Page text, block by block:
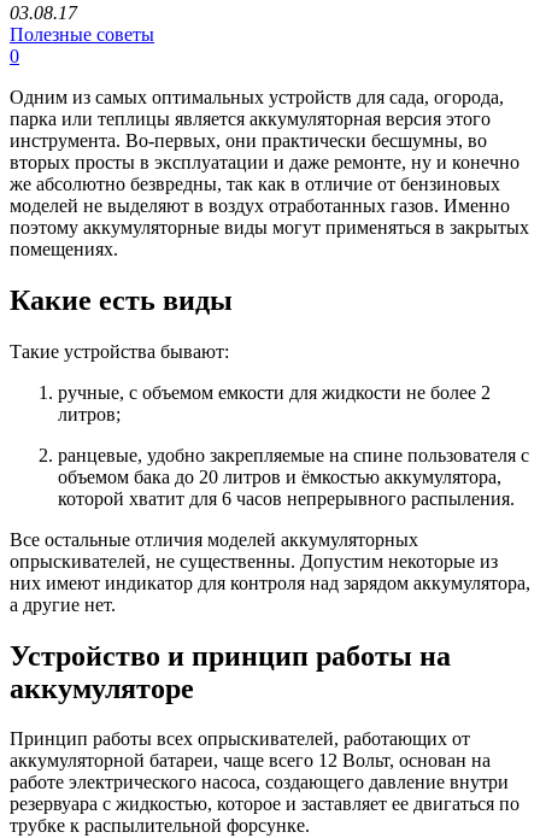
03.08.17
Полезные советы
0
Одним из самых оптимальных устройств для сада, огорода,
парка или теплицы является аккумуляторная версия этого
инструмента. Во-первых, они практически бесшумны, во
вторых просты в эксплуатации и даже ремонте, ну и конечно
же абсолютно безвредны, так как в отличие от бензиновых
моделей не выделяют в воздух отработанных газов. Именно
поэтому аккумуляторные виды могут применяться в закрытых
помещениях.
Какие есть виды
Такие устройства бывают:
ручные, с объемом емкости для жидкости не более 2
литров;
ранцевые, удобно закрепляемые на спине пользователя с
объемом бака до 20 литров и ёмкостью аккумулятора,
которой хватит для 6 часов непрерывного распыления.
Все остальные отличия моделей аккумуляторных
опрыскивателей, не существенны. Допустим некоторые из
них имеют индикатор для контроля над зарядом аккумулятора,
а другие нет.
Устройство и принцип работы на
аккумуляторе
Принцип работы всех опрыскивателей, работающих от
аккумуляторной батареи, чаще всего 12 Вольт, основан на
работе электрического насоса, создающего давление внутри
резервуара с жидкостью, которое и заставляет ее двигаться по
трубке к распылительной форсунке.